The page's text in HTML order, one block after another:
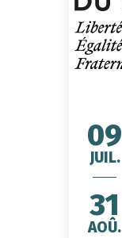
09
JUIL.
31
AOÛ.